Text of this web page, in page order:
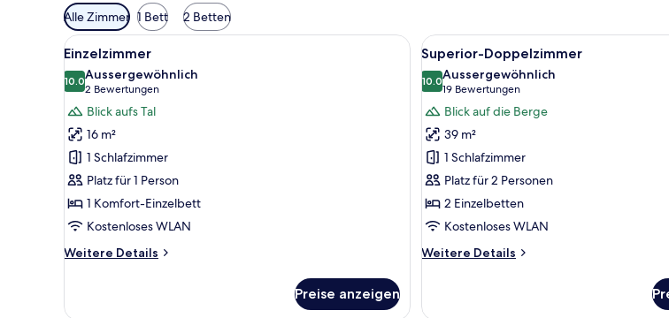
Verfügbare
Filter
für
Zimmer
Alle Zimmer 1 Bett 2 Betten
Alle
Fotos
für
Einzelzimmer
anzeigen
Ein Zimmer mit Holzwänden, einem Bett, einem Schreibtisch und einem Stuhl.
4
Einzelzimmer
10.010.0 von 10
Aussergewöhnlich
2 Bewertungen
(2
Bewertungen)
Blick aufs Tal
16 m²
1 Schlafzimmer
Platz für 1 Person
1 Komfort-Einzelbett
Kostenloses WLAN
Weitere Details
Weitere
Preise anzeigen
Alle
Fotos
für
Superior-
Doppelzimmer
anzeigen
Ein
9
Superior-Doppelzimmer
10.010.0 von 10
Aussergewöhnlich
19 Bewertungen
(19
Bewertungen)
Blick auf die Berge
39 m²
1 Schlafzimmer
Platz für 2 Personen
2 Einzelbetten
Kostenloses WLAN
Weitere Details
Weitere